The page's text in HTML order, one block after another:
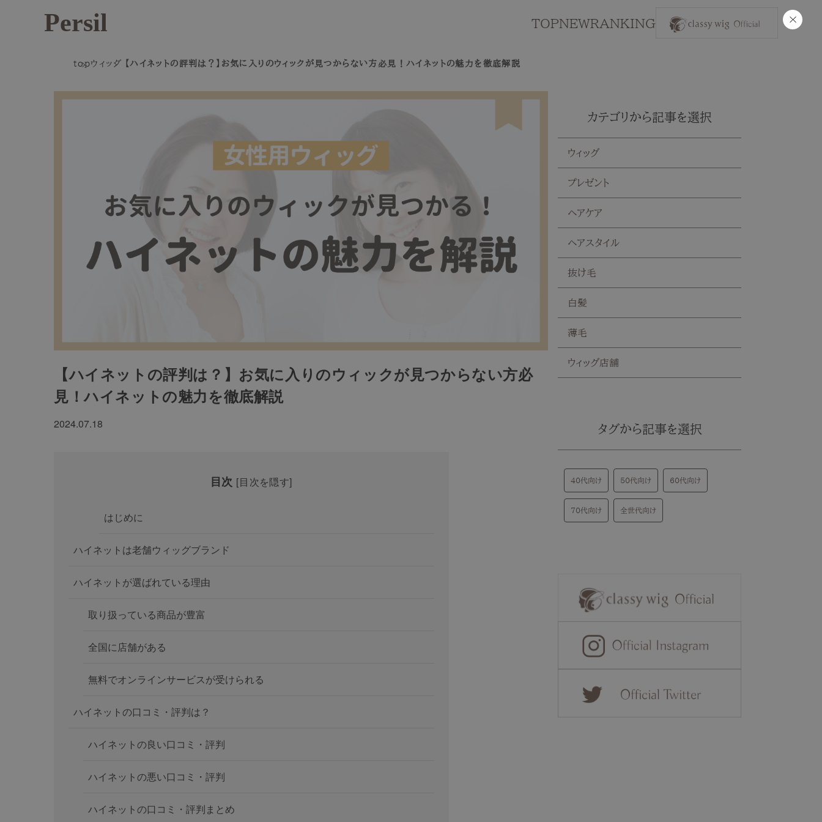
Persil TOPNEWRANKING
topウィッグ 【ハイネットの評判は？】お気に入りのウィックが見つからない方必見！ハイネットの魅力を徹底解説
【ハイネットの評判は？】お気に入りのウィックが見つからない方必
見！ハイネットの魅力を徹底解説
2024.07.18
目次 [目次を隠す]
はじめに
ハイネットは老舗ウィッグブランド
ハイネットが選ばれている理由
取り扱っている商品が豊富
全国に店舗がある
無料でオンラインサービスが受けられる
ハイネットの口コミ・評判は？
ハイネットの良い口コミ・評判
ハイネットの悪い口コミ・評判
ハイネットの口コミ・評判まとめ
カテゴリから記事を選択
ウィッグ
プレゼント
ヘアケア
ヘアスタイル
抜け毛
白髪
薄毛
ウィッグ店舗
タグから記事を選択
40代向け 50代向け 60代向け
70代向け 全世代向け
×